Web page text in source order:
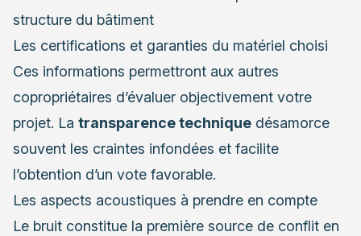
structure du bâtiment
Les certifications et garanties du matériel choisi
Ces informations permettront aux autres
copropriétaires d’évaluer objectivement votre
projet. La transparence technique désamorce
souvent les craintes infondées et facilite
l’obtention d’un vote favorable.
Les aspects acoustiques à prendre en compte
Le bruit constitue la première source de conflit en